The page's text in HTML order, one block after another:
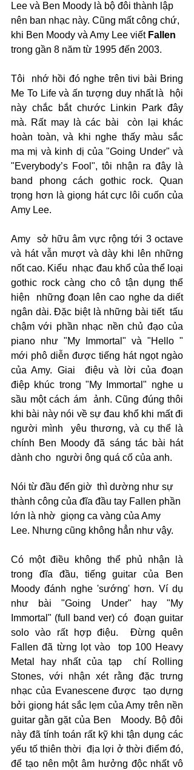
Lee và Ben Moody là bộ đôi thành lập
nên ban nhạc này. Cũng mất công chứ,
khi Ben Moody và Amy Lee viết Fallen
trong gần 8 năm từ 1995 đến 2003.
Tôi  nhớ hồi đó nghe trên tivi bài Bring
Me To Life và ấn tượng duy nhất là  hội
này chắc bắt chước Linkin Park đây
mà. Rất may là các bài  còn lại khác
hoàn toàn, và khi nghe thấy màu sắc
ma mị và kinh dị của "Going Under" và
"Everybody’s Fool", tôi nhận ra đây là
band phong cách gothic rock. Quan
trọng hơn là giọng hát cực lôi cuốn của
Amy Lee.
Amy  sở hữu âm vực rộng tới 3 octave
và hát vẫn mượt và dày khi lên những
nốt cao. Kiểu  nhạc đau khổ của thể loại
gothic rock càng cho cô tận dụng thể
hiện  những đoạn lên cao nghe da diết
ngân dài. Đặc biệt là những bài tiết  tấu
chậm với phần nhạc nền chủ đạo của
piano như "My Immortal" và "Hello "
mới phô diễn được tiếng hát ngọt ngào
của Amy. Giai  điệu và lời của đoạn
điệp khúc trong "My Immortal" nghe u
sầu một cách ám  ảnh. Cũng đúng thôi
khi bài này nói về sự đau khổ khi mất đi
người mình  yêu thương, và cụ thể là
chính Ben Moody đã sáng tác bài hát
dành cho  người ông quá cố của anh.
Nói từ đầu đến giờ  thì dường như sự
thành công của đĩa đầu tay Fallen phần
lớn là nhờ  giọng ca vàng của Amy
Lee. Nhưng cũng không hẳn như vậy.
Có một điều không thể phủ nhận là
trong đĩa đầu, tiếng guitar của Ben
Moody đánh nghe 'sướng' hơn. Ví dụ
như bài "Going Under" hay "My
Immortal" (full band ver) có  đoạn guitar
solo vào rất hợp điệu.  Đừng quên
Fallen đã từng lọt vào  top 100 Heavy
Metal hay nhất của tạp  chí Rolling
Stones, với nhận xét rằng đặc trưng
nhạc của Evanescene được  tạo dựng
bởi giọng hát sắc lẹm của Amy trên nền
guitar gằn gặt của Ben   Moody. Bộ đôi
này đã tính toán rất kỹ khi tận dụng các
yếu tố thiên thời  địa lợi ở thời điểm đó,
để tạo nên một âm hưởng độc nhất vô